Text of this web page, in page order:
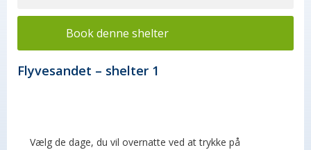
Book denne shelter
Flyvesandet – shelter 1
Vælg de dage, du vil overnatte ved at trykke på